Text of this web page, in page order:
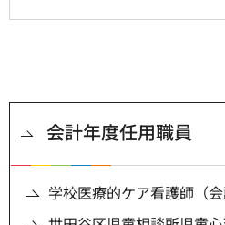
会計年度任用職員
学校医療的ケア看護師（